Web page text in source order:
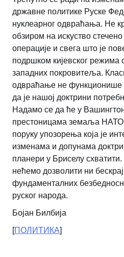
државне политике Руске
нуклеарног одвраћања. Не
обзиром на искуство
операције и свега што је
подршком кијевског режима
западних покровитеља.
одвраћање не функционише
да је нашој доктрини
Надамо се да ће у
престоницама земаља НАТО-
поруку упозорења која је
изменама и допунама
планери у Бриселу
нећемо дозволити ни
фундаменталних
руског народа.
Бојан Билбија
[ПОЛИТИКА]